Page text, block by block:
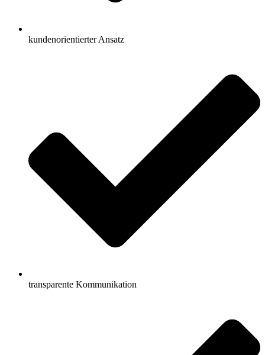
kundenorientierter Ansatz
transparente Kommunikation